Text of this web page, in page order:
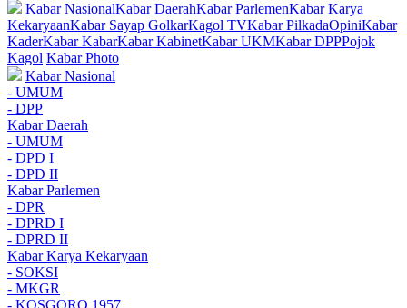
Kabar NasionalKabar DaerahKabar ParlemenKabar Karya
KekaryaanKabar Sayap GolkarKagol TVKabar PilkadaOpiniKabar
KaderKabar KabarKabar KabinetKabar UKMKabar DPPPojok
Kagol Kabar Photo
Kabar Nasional
- UMUM
- DPP
Kabar Daerah
- UMUM
- DPD I
- DPD II
Kabar Parlemen
- DPR
- DPRD I
- DPRD II
Kabar Karya Kekaryaan
- SOKSI
- MKGR
- KOSGORO 1957